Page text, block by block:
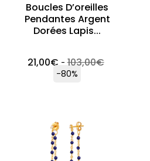
Boucles D’oreilles
Pendantes Argent
Dorées Lapis...
21,00€ -103,00€
-80%